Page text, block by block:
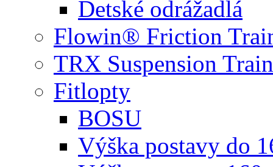
Detské odrážadlá
Flowin® Friction
TRX Suspension
Fitlopty
BOSU
Výška postavy do